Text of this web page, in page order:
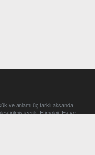
ve anlamı üç farklı aksanda
içerik. Etimoloji, Eş ve